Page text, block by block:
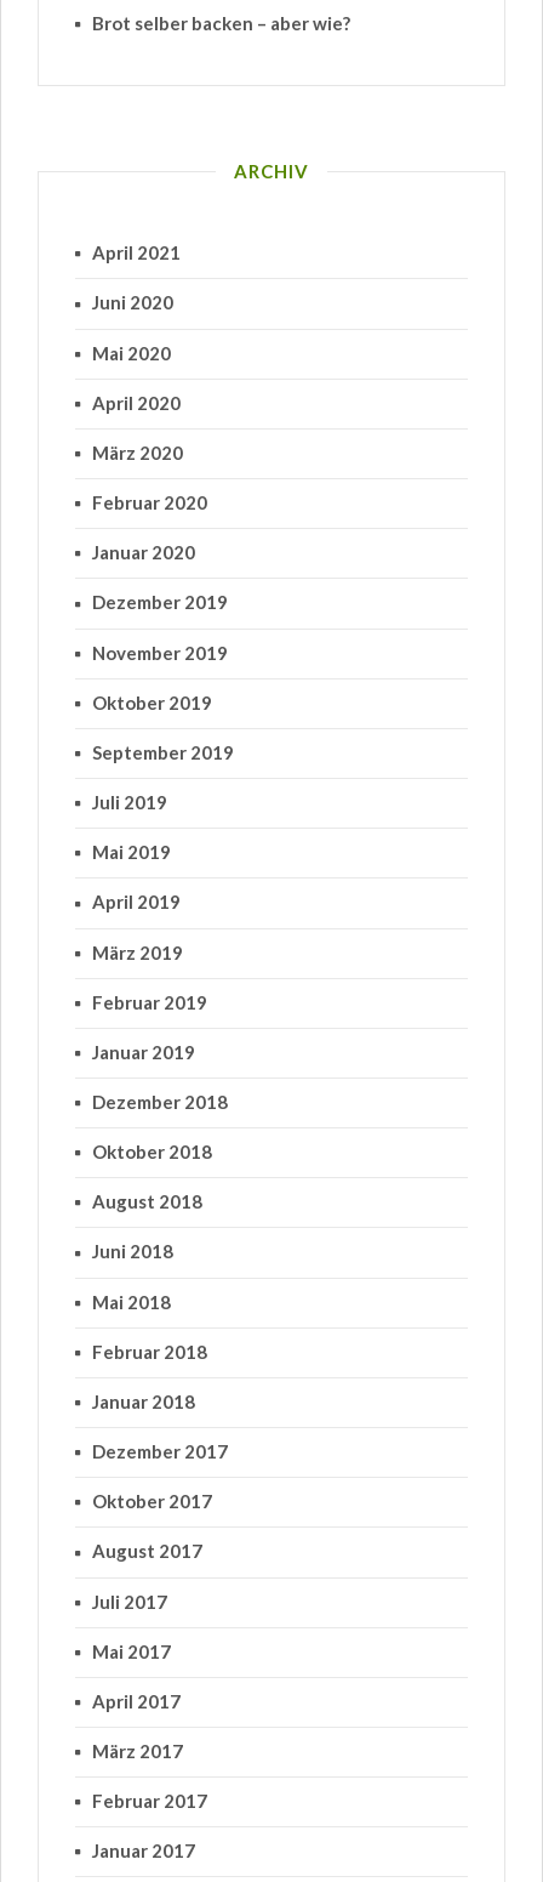
Brot selber backen – aber wie?
ARCHIV
April 2021
Juni 2020
Mai 2020
April 2020
März 2020
Februar 2020
Januar 2020
Dezember 2019
November 2019
Oktober 2019
September 2019
Juli 2019
Mai 2019
April 2019
März 2019
Februar 2019
Januar 2019
Dezember 2018
Oktober 2018
August 2018
Juni 2018
Mai 2018
Februar 2018
Januar 2018
Dezember 2017
Oktober 2017
August 2017
Juli 2017
Mai 2017
April 2017
März 2017
Februar 2017
Januar 2017